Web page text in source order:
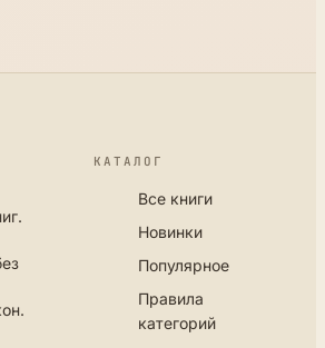
КАТАЛОГ
Все книги
Новинки
Популярное
Правила
категорий